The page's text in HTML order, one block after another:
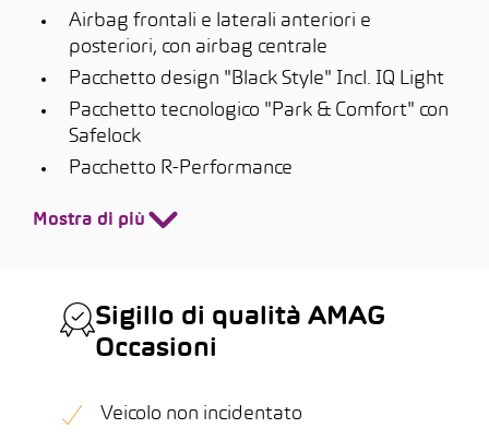
Airbag frontali e laterali anteriori e
posteriori, con airbag centrale
Pacchetto design "Black Style" Incl. IQ Light
Pacchetto tecnologico "Park & Comfort" con
Safelock
Pacchetto R-Performance
Mostra di più
Sigillo di qualità AMAG
Occasioni
Veicolo non incidentato